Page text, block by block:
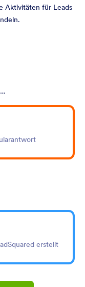
Aktivitäten für Leads
erstellt